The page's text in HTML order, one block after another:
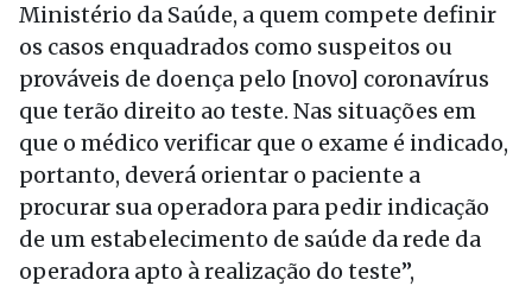
Ministério da Saúde, a quem compete definir
os casos enquadrados como suspeitos ou
prováveis de doença pelo [novo] coronavírus
que terão direito ao teste. Nas situações em
que o médico verificar que o exame é indicado,
portanto, deverá orientar o paciente a
procurar sua operadora para pedir indicação
de um estabelecimento de saúde da rede da
operadora apto à realização do teste”,